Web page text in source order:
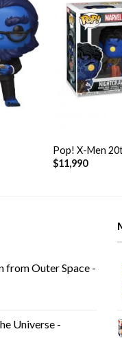
Pop! X-Men
$11,990
from Outer Space -
Universe -